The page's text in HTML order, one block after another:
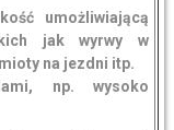
umożliwiającą
jak wyrwy w
na jezdni itp.
np. wysoko